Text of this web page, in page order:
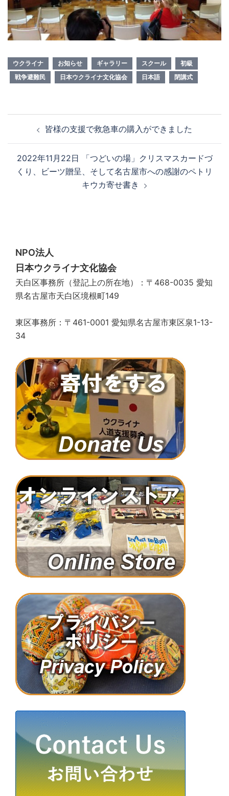
ウクライナ お知らせ ギャラリー スクール
初級
戦争避難民
日本ウクライナ文化協会 日本語 閉講式
ビ
ゲ
皆様の支援で救急車の購入ができました
2022年11月22日 「つどいの場」クリスマスカードづ
くり、ビーツ贈呈、そして名古屋市への感謝のペトリ
キウカ寄せ書き
NPO法人
日本ウクライナ文化協会
天白区事務所（登記上の所在地）：〒468-0035 愛知
県名古屋市天白区境根町149
東区事務所：〒461-0001 愛知県名古屋市東区泉1-13-
34